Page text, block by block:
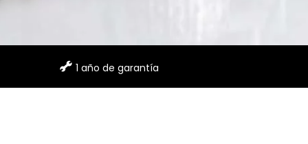
 1 año de garantía